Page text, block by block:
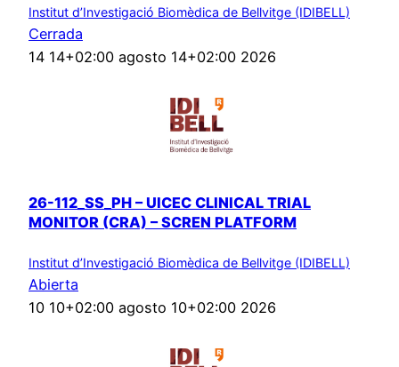
Institut d’Investigació Biomèdica de Bellvitge (IDIBELL)
Cerrada
14 14+02:00 agosto 14+02:00 2026
26-112_SS_PH – UICEC CLINICAL TRIAL
MONITOR (CRA) – SCREN PLATFORM
Institut d’Investigació Biomèdica de Bellvitge (IDIBELL)
Abierta
10 10+02:00 agosto 10+02:00 2026